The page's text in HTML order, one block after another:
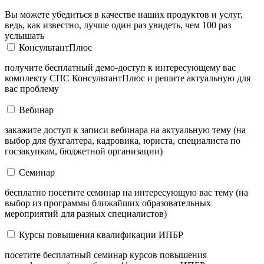
Вы можете убедиться в качестве наших продуктов и услуг,
ведь, как известно, лучше один раз увидеть, чем 100 раз
услышать
КонсультантПлюс
получите бесплатный демо-доступ к интересующему вас
комплекту СПС КонсультантПлюс и решите актуальную для
вас проблему
Вебинар
закажите доступ к записи вебинара на актуальную тему (на
выбор для бухгалтера, кадровика, юриста, специалиста по
госзакупкам, бюджетной организации)
Семинар
бесплатно посетите семинар на интересующую вас тему (на
выбор из программы ближайших образовательных
мероприятий для разных специалистов)
Курсы повышения квалификации ИПБР
посетите бесплатный семинар курсов повышения